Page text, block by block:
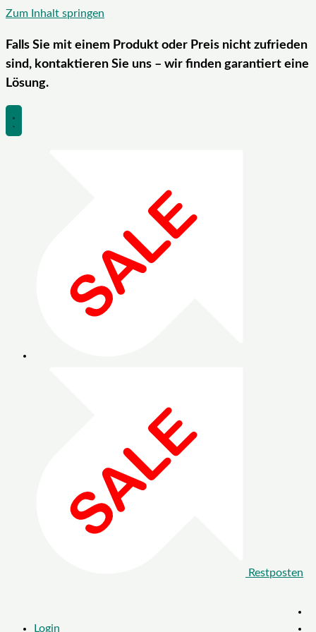
Zum Inhalt springen
Falls Sie mit einem Produkt oder Preis nicht zufrieden
sind, kontaktieren Sie uns – wir finden garantiert eine
Lösung.
Restposten
Login